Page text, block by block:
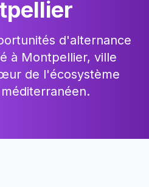
d'alternance
à Montpellier, ville
de l'écosystème